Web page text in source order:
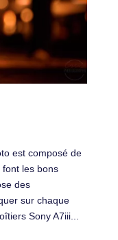
est composé de
les bons
des
sur chaque
Sony A7iii...